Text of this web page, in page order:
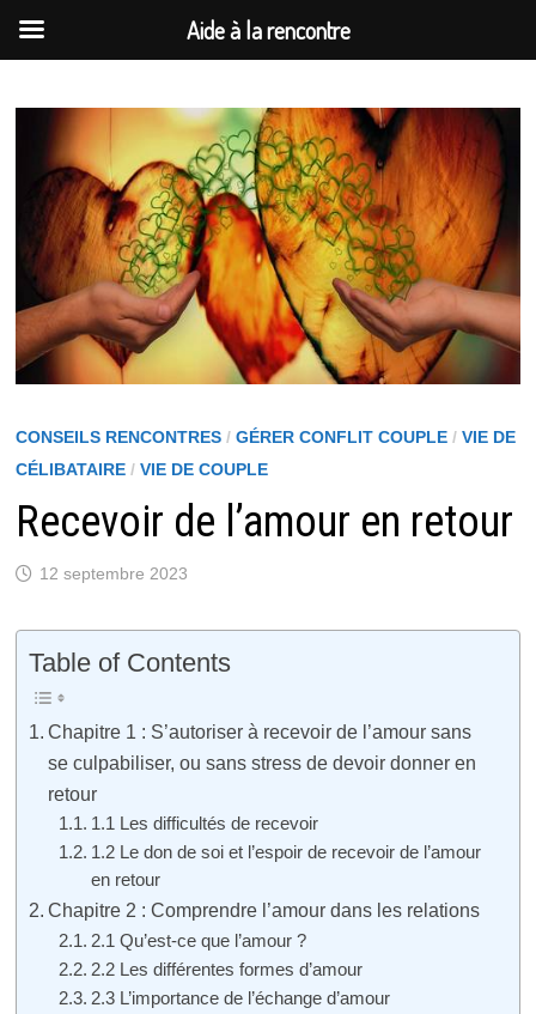
au
contenu
CONSEILS RENCONTRES/ GÉRER CONFLIT COUPLE/ VIE DE
CÉLIBATAIRE/ VIE DE COUPLE
Recevoir de l’amour en retour
12 septembre 2023
Table of Contents
Chapitre 1 : S’autoriser à recevoir de l’amour sans
se culpabiliser, ou sans stress de devoir donner en
retour
1.1 Les difficultés de recevoir
1.2 Le don de soi et l’espoir de recevoir de l’amour
en retour
Chapitre 2 : Comprendre l’amour dans les relations
2.1 Qu’est-ce que l’amour ?
2.2 Les différentes formes d’amour
2.3 L’importance de l’échange d’amour
Aide à la rencontre